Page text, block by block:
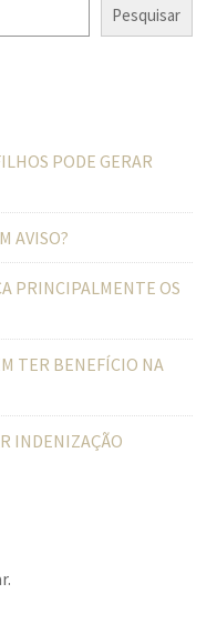
Pesquisar
PODE GERAR
AVISO?
PRINCIPALMENTE OS
TER BENEFÍCIO NA
INDENIZAÇÃO